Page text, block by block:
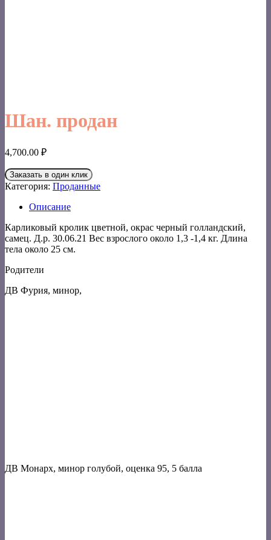
Шан. продан
4,700.00 ₽
Заказать в один клик
Категория: Проданные
Описание
Карликовый кролик цветной, окрас черный голландский,
самец. Д.р. 30.06.21 Вес взрослого около 1,3 -1,4 кг. Длина
тела около 25 см.
Родители
ДВ Фурия, минор,
ДВ Монарх, минор голубой, оценка 95, 5 балла